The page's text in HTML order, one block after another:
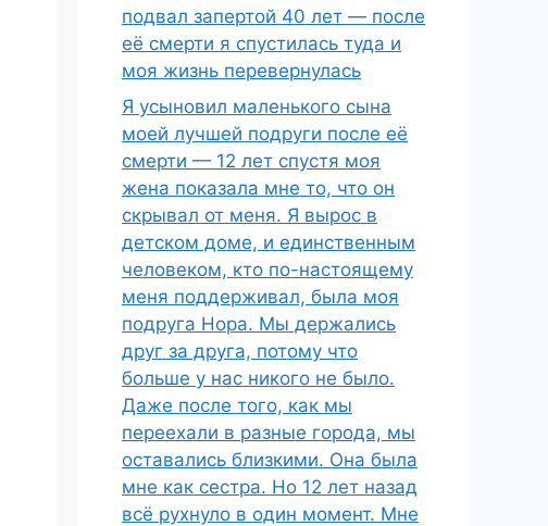
подвал запертой 40 лет — после
её смерти я спустилась туда и
моя жизнь перевернулась
Я усыновил маленького сына
моей лучшей подруги после её
смерти — 12 лет спустя моя
жена показала мне то, что он
скрывал от меня. Я вырос в
детском доме, и единственным
человеком, кто по-настоящему
меня поддерживал, была моя
подруга Нора. Мы держались
друг за друга, потому что
больше у нас никого не было.
Даже после того, как мы
переехали в разные города, мы
оставались близкими. Она была
мне как сестра. Но 12 лет назад
всё рухнуло в один момент. Мне